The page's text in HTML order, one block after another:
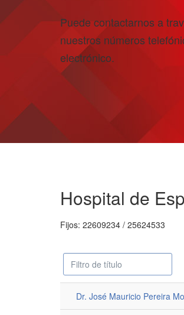
Puede contactarnos a
nuestros números
electrónico.
Hospital de
Fijos: 22609234 / 25624533
Despublicado Campo
'Filtrar'
Dr. José Mauricio Pereira